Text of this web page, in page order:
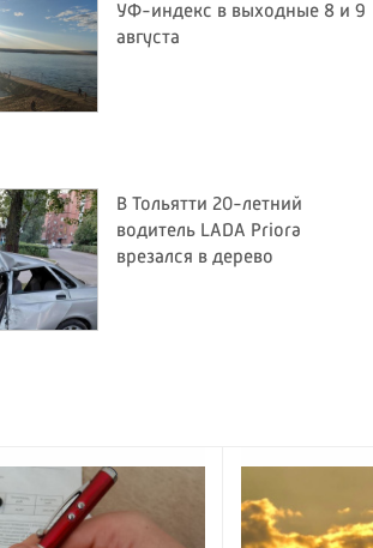
УФ-индекс в выходные 8 и 9
августа
В Тольятти 20-летний
водитель LADA Priora
врезался в дерево